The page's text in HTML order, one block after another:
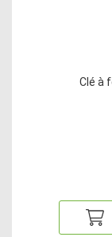
Clé à